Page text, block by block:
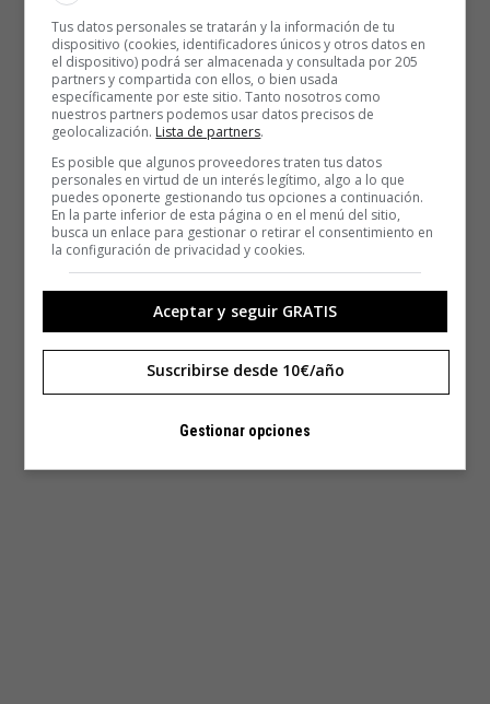
Tus datos personales se tratarán y la información de tu
dispositivo (cookies, identificadores únicos y otros datos en
el dispositivo) podrá ser almacenada y consultada por 205
partners y compartida con ellos, o bien usada
específicamente por este sitio. Tanto nosotros como
nuestros partners podemos usar datos precisos de
geolocalización. Lista de partners.
Es posible que algunos proveedores traten tus datos
personales en virtud de un interés legítimo, algo a lo que
puedes oponerte gestionando tus opciones a continuación.
En la parte inferior de esta página o en el menú del sitio,
busca un enlace para gestionar o retirar el consentimiento en
la configuración de privacidad y cookies.
Aceptar y seguir GRATIS
Suscribirse desde 10€/año
Gestionar opciones